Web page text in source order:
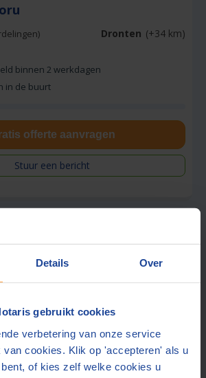
Details Over
gebruikt cookies
verbetering van onze service
van cookies. Klik op 'accepteren' als u
of kies zelf welke cookies u
Dronten (+34 km)
binnen 2 werkdagen
in de buurt
offerte aanvragen
Stuur een bericht
Vraag tarief op
Beens